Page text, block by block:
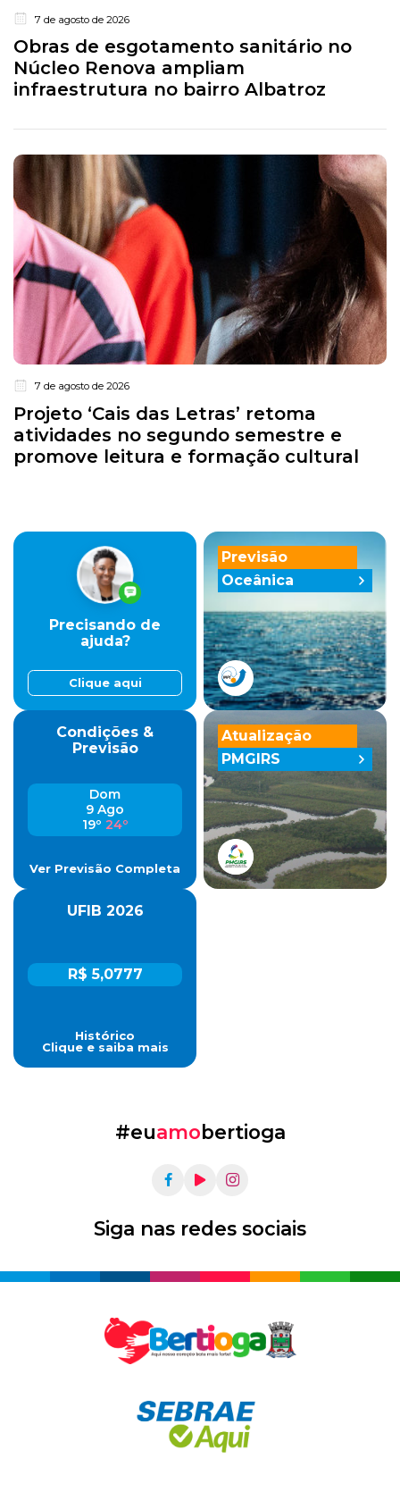
7 de agosto de 2026
Obras de esgotamento sanitário no
Núcleo Renova ampliam
infraestrutura no bairro Albatroz
7 de agosto de 2026
Projeto ‘Cais das Letras’ retoma
atividades no segundo semestre e
promove leitura e formação cultural
Previsão
Oceânica
Precisando de
ajuda?
Clique aqui
Condições &
Previsão
Dom
9 Ago
19º 24º
Ver Previsão Completa
UFIB 2026
R$ 5,0777
Histórico
Clique e saiba mais
Atualização
PMGIRS
#euamobertioga
Siga nas redes sociais